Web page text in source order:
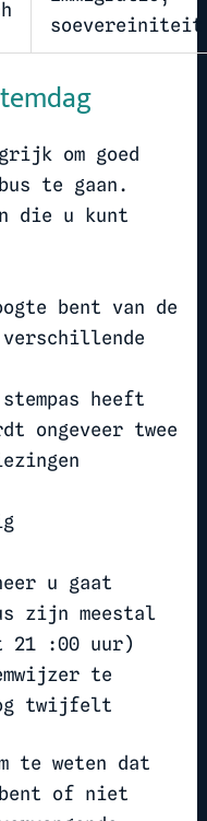
soevereiniteit
om goed
te gaan.
die u kunt
bent van de
verschillende
heeft
ongeveer twee
u gaat
zijn meestal
21 :00 uur)
te
twijfelt
te weten dat
of niet